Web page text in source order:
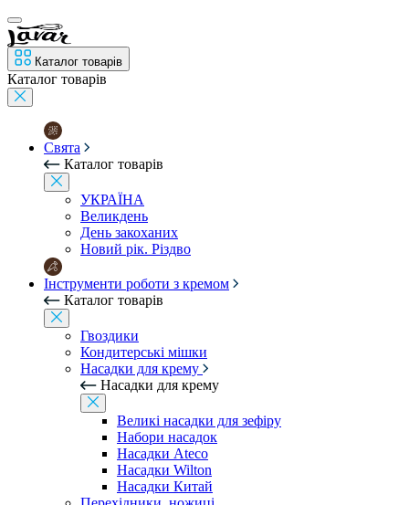
Каталог товарів
Каталог товарів
Свята
Каталог товарів
УКРАЇНА
Великдень
День закоханих
Новий рік. Різдво
Інструменти роботи з кремом
Каталог товарів
Гвоздики
Кондитерські мішки
Насадки для крему
Насадки для крему
Великі насадки для зефіру
Набори насадок
Насадки Ateco
Насадки Wilton
Насадки Китай